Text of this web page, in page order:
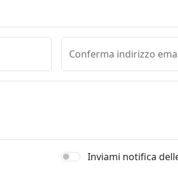
Conferma indirizzo
Inviami notifica